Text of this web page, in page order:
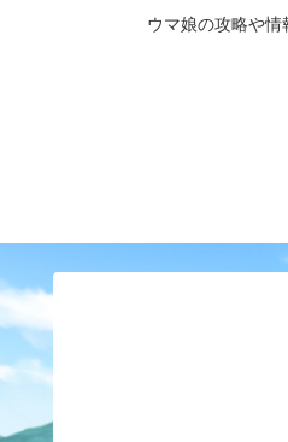
ウマ娘の攻略や